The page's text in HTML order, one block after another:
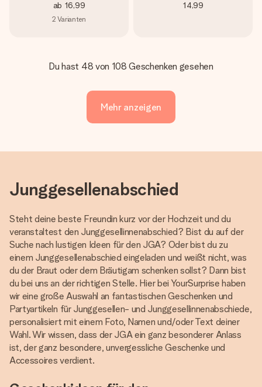
ab 16,99
2 Varianten
14,99
Du hast 48 von 108 Geschenken gesehen
Mehr anzeigen
Junggesellenabschied
Steht deine beste Freundin kurz vor der Hochzeit und du
veranstaltest den Junggesellinnenabschied? Bist du auf der
Suche nach lustigen Ideen für den JGA? Oder bist du zu
einem Junggesellenabschied eingeladen und weißt nicht, was
du der Braut oder dem Bräutigam schenken sollst? Dann bist
du bei uns an der richtigen Stelle. Hier bei YourSurprise haben
wir eine große Auswahl an fantastischen Geschenken und
Partyartikeln für Junggesellen- und Junggesellinnenabschiede,
personalisiert mit einem Foto, Namen und/oder Text deiner
Wahl. Wir wissen, dass der JGA ein ganz besonderer Anlass
ist, der ganz besondere, unvergessliche Geschenke und
Accessoires verdient.